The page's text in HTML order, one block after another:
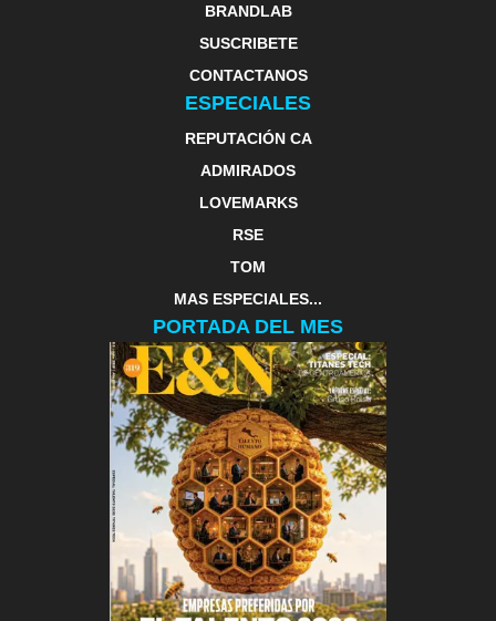
BRANDLAB
SUSCRIBETE
CONTACTANOS
ESPECIALES
REPUTACIÓN CA
ADMIRADOS
LOVEMARKS
RSE
TOM
MAS ESPECIALES...
PORTADA DEL MES